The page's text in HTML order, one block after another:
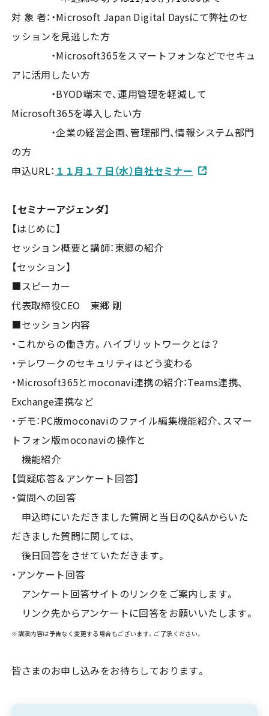
対 象 者：・Microsoft Japan Digital Daysにて弊社のセ
ッションを見逃した方
・Microsoft365をスマートフォンなどでセキュ
アに活用したい方
・BYOD端末で、運用管理を軽減して
Microsoft365を導入したい方
・企業の経営企画、管理部門、情報システム部門
の方
申込URL： １１月１７日（水）自社セミナー
【セミナーアジェンダ】
【はじめに】
セッション概要と講師：東郷の紹介
【セッション】
■スピーカー
代表取締役CEO 東郷 剛
■セッション内容
・これからの働き方。ハイブリットワークとは？
・テレワークのセキュリティはどう変わる
・Microsoft365とmoconavi連携の紹介：Teams連携、
Exchange連携など
・デモ：PC版moconaviのファイル編集機能紹介、スマー
トフォン版moconaviの操作と
機能紹介
【質疑応答＆アンケート回答】
・質問への回答
申込時にいただきました質問と当日のQ&Aからいた
だきました質問に関しては、
後日回答をさせていただきます。
・アンケート回答
アンケート回答サイトのリンクをご案内します。
リンク先からアンケートに回答をお願いいたします。
※講演内容は予告なく変更する場合もございます。ご了承ください。
皆さまのお申し込みをお待ちしております。